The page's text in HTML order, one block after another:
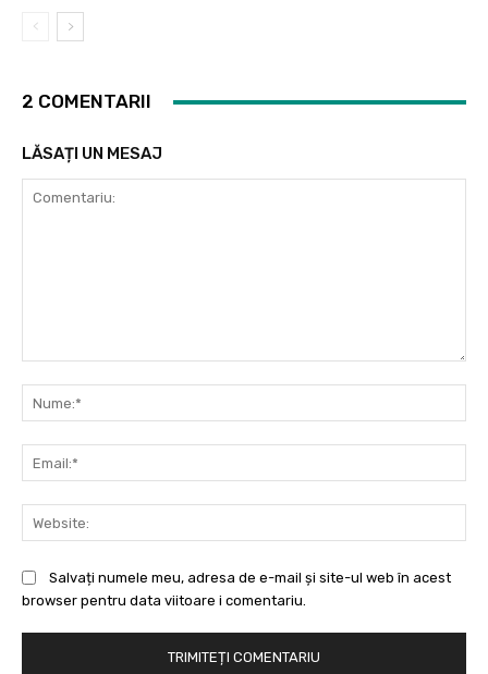
2 COMENTARII
LĂSAȚI UN MESAJ
Salvați numele meu, adresa de e-mail și site-ul web în acest
browser pentru data viitoare i comentariu.